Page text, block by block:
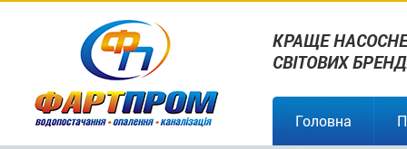
КРАЩЕ
СВІТОВИХ
Головна